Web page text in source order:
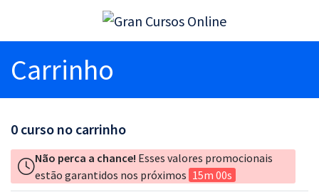
Carrinho
0 curso no carrinho
Não perca a chance! Esses valores promocionais
estão garantidos nos próximos 15m 00s